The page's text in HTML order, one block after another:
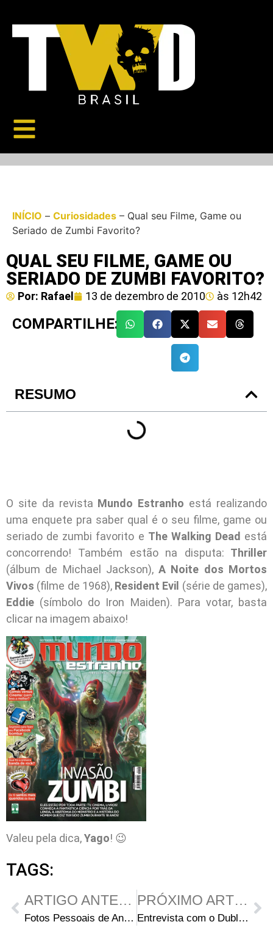
INÍCIO – Curiosidades – Qual seu Filme, Game ou
Seriado de Zumbi Favorito?
QUAL SEU FILME, GAME OU
SERIADO DE ZUMBI FAVORITO?
Por: Rafael 13 de dezembro de 2010 às 12h42
COMPARTILHE:
RESUMO
O site da revista Mundo Estranho está realizando
uma enquete pra saber qual é o seu filme, game ou
seriado de zumbi favorito e The Walking Dead está
concorrendo! Também estão na disputa: Thriller
(álbum de Michael Jackson),A Noite dos Mortos
Vivos (filme de 1968), Resident Evil (série de games),
Eddie (símbolo do Iron Maiden). Para votar, basta
clicar na imagem abaixo!
Valeu pela dica,Yago! 😉
TAGS:
ARTIGO ANTERIOR
Fotos Pessoais de Anthony Guajardo (Miguel)
PRÓXIMO ARTIGO
Entrevista com o Dublador das HQ’s de The Walking Dead